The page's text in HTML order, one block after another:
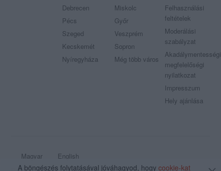
Debrecen
Pécs
Szeged
Kecskemét
Nyíregyháza
Miskolc
Győr
Veszprém
Sopron
Még több város
Felhasználási
feltételek
Moderálási
szabályzat
Akadálymentességi
megfelelőségi
nyilatkozat
Impresszum
Hely ajánlása
Magyar
English
A böngészés folytatásával jóváhagyod, hogy cookie-kat